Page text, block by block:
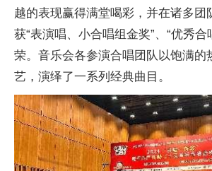
越的表现赢得满堂喝彩，并在诸多团
获“表演唱、小合唱组金奖”、“优秀合
荣。音乐会各参演合唱团队以饱满的
艺，演绎了一系列经典曲目。